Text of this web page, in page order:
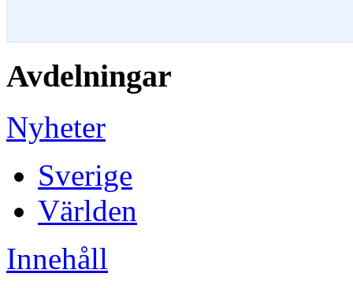
Avdelningar
Nyheter
Sverige
Världen
Innehåll